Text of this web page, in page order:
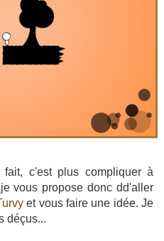
c'est plus compliquer à
vous propose donc dd'aller
et vous faire une idée. Je
déçus...